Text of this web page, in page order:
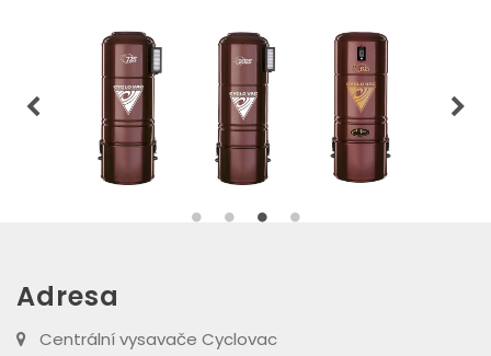
Adresa
Centrální vysavače Cyclovac